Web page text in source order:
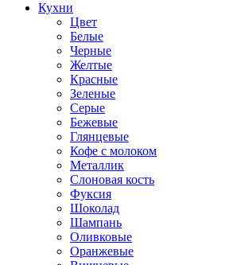
Кухни
Цвет
Белые
Черные
Желтые
Красные
Зеленые
Серые
Бежевые
Глянцевые
Кофе с молоком
Металлик
Слоновая кость
Фуксия
Шоколад
Шампань
Оливковые
Оранжевые